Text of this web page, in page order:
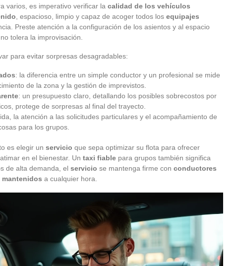
varios, es imperativo verificar la calidad de los vehículos
, espacioso, limpio y capaz de acoger todos los equipajes
Preste atención a la configuración de los asientos y al espacio
tolera la improvisación.
para evitar sorpresas desagradables:
: la diferencia entre un simple conductor y un profesional se mide
de la zona y la gestión de imprevistos.
: un presupuesto claro, detallando los posibles sobrecostos por
protege de sorpresas al final del trayecto.
la atención a las solicitudes particulares y el acompañamiento de
para los grupos.
es elegir un servicio que sepa optimizar su flota para ofrecer
en el bienestar. Un taxi fiable para grupos también significa
de alta demanda, el servicio se mantenga firme con conductores
a cualquier hora.